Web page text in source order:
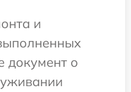
и
документ о